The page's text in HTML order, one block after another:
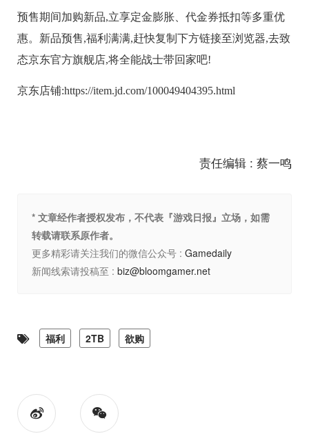
预售期间加购新品,立享定金膨胀、代金券抵扣等多重优
惠。新品预售,福利满满,赶快复制下方链接至浏览器,去致
态京东官方旗舰店,将全能战士带回家吧!
京东店铺:https://item.jd.com/100049404395.html
责任编辑 : 蔡一鸣
* 文章经作者授权发布，不代表『游戏日报』立场，如需
转载请联系原作者。
更多精彩请关注我们的微信公众号 : Gamedaily
新闻线索请投稿至 : biz@bloomgamer.net
福利 2TB 欲购